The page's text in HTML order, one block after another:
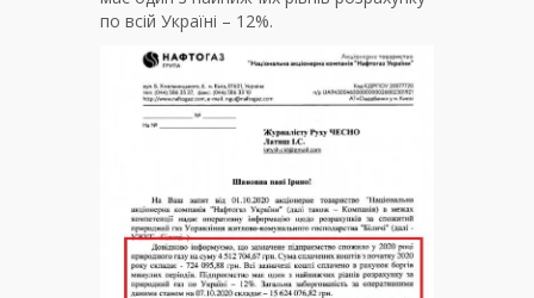
по всій Україні – 12%.